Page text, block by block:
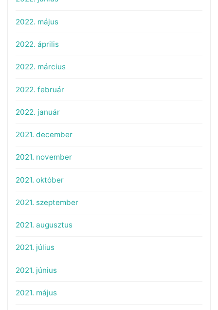
2022. május
2022. április
2022. március
2022. február
2022. január
2021. december
2021. november
2021. október
2021. szeptember
2021. augusztus
2021. július
2021. június
2021. május